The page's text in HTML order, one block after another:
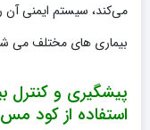
می‌کند، سیستم ایمنی آن
بیماری های مختلف می
پیشگیری و کنترل
استفاده از کود مس